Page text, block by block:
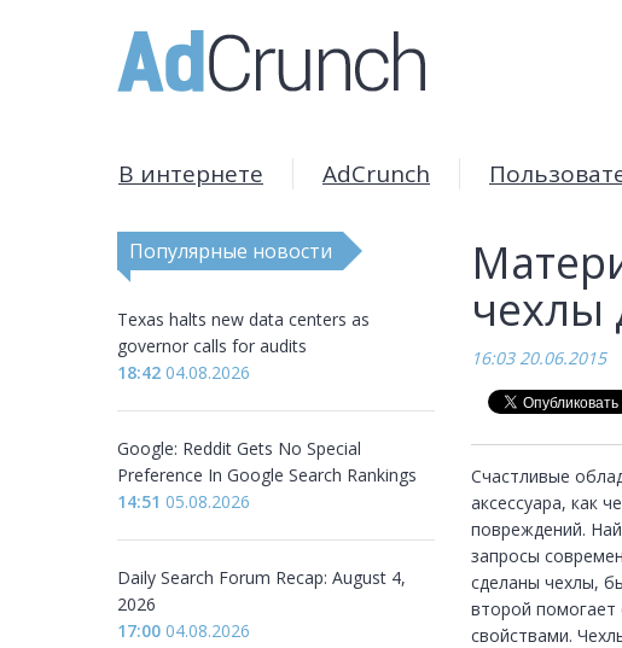
В интернете AdCrunch
Популярные новости
Texas halts new data centers as
governor calls for audits
18:42 04.08.2026
Google: Reddit Gets No Special
Preference In Google Search Rankings
14:51 05.08.2026
Daily Search Forum Recap: August 4,
2026
17:00 04.08.2026
чехлы
16:03 20.06.2015
Счастливые
аксессуара, как
повреждений.
запросы
сделаны чехлы,
второй
свойствами.